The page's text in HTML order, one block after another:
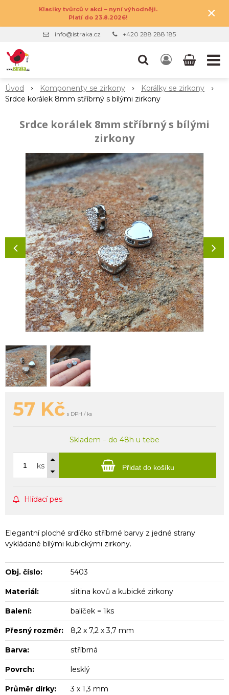
Klasiky tvůrců v akci – nyní výhodněji.
Platí do 23.8.2026!
×
info@istraka.cz +420 288 288 185
Úvod Komponenty se zirkony
Korálky se zirkony
Srdce korálek 8mm stříbrný s bílými zirkony
Srdce korálek 8mm stříbrný s bílými
zirkony
57 Kč s DPH / ks
Skladem – do 48h u tebe
ks Přidat do košíku
Hlídací pes
Elegantní ploché srdíčko stříbrné barvy z jedné strany
vykládané bílými kubickými zirkony.
Obj. číslo: 5403
Materiál: slitina kovů a kubické zirkony
Balení: balíček = 1ks
Přesný rozměr: 8,2 x 7,2 x 3,7 mm
Barva: stříbrná
Povrch: lesklý
Průměr dírky: 3 x 1,3 mm